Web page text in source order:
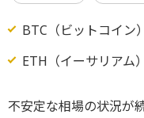
BTC（ビットコイン
ETH（イーサリアム
不安定な相場の状況が